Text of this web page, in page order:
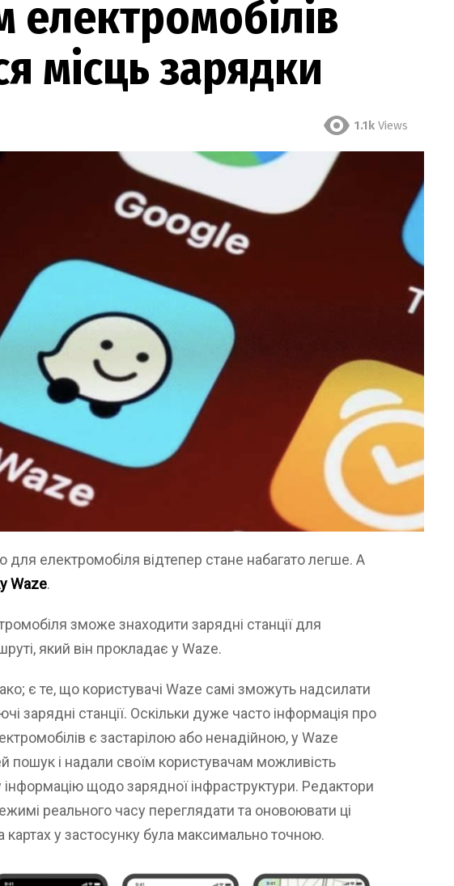
електромобілів
місць зарядки
1.1k Views
для електромобіля відтепер стане набагато легше. А
Waze.
зможе знаходити зарядні станції для
який він прокладає у Waze.
є те, що користувачі Waze самі зможуть надсилати
зарядні станції. Оскільки дуже часто інформація про
є застарілою або ненадійною, у Waze
пошук і надали своїм користувачам можливість
інформацію щодо зарядної інфраструктури. Редактори
реального часу переглядати та оновоювати ці
картах у застосунку була максимально точною.